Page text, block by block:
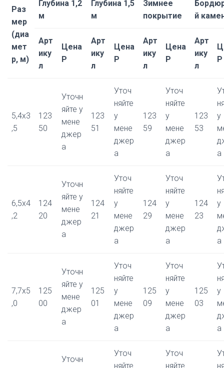
Раз
мер
(диа
мет
р, м)
Глубина 1,2
м
Глубина 1,5
м
Зимнее
покрытие
й
Арт
ику
л
Цена
Р
Арт
ику
л
Цена
Р
Арт
ику
л
Цена
Р
Арт
ику
л
Р
5,4x3
,5
123
50
Уточн
яйте у
мене
джер
а
123
51
Уточ
няйте
у
мене
джер
а
123
59
Уточ
няйте
у
мене
джер
а
123
53
у
а
6,5x4
,2
124
20
Уточн
яйте у
мене
джер
а
124
21
Уточ
няйте
у
мене
джер
а
124
29
Уточ
няйте
у
мене
джер
а
124
23
у
а
7,7x5
,0
125
00
Уточн
яйте у
мене
джер
а
125
01
Уточ
няйте
у
мене
джер
а
125
09
Уточ
няйте
у
мене
джер
а
125
03
у
а
Уточн
Уточ
няйте
Уточ
няйте